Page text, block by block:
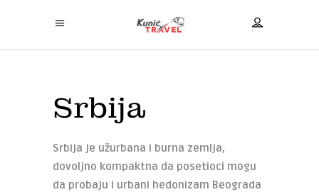
Srbija
Srbija je užurbana i burna zemlja,
dovoljno kompaktna da posetioci mogu
da probaju i urbani hedonizam Beograda